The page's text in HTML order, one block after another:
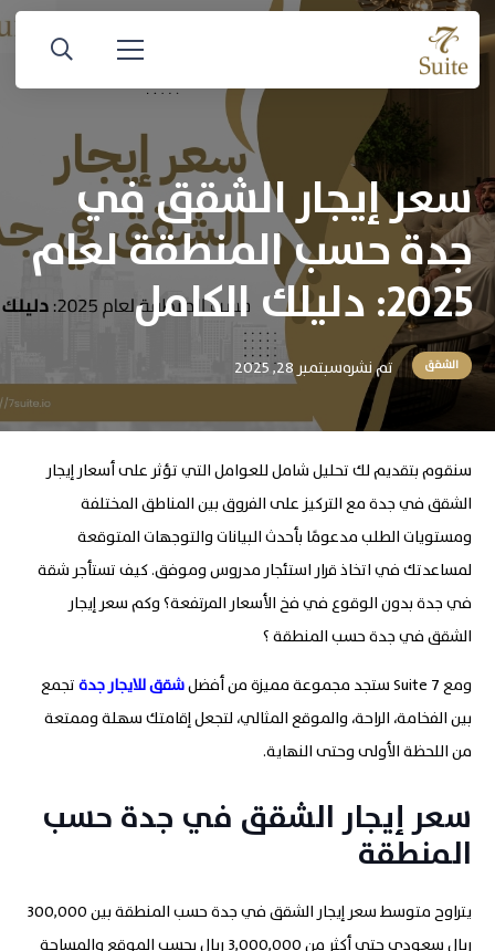
سعر إيجار الشقق في
جدة حسب المنطقة لعام
2025: دليلك الكامل
الشقق تم نشرهسبتمبر 28, 2025
سنقوم بتقديم لك تحليل شامل للعوامل التي تؤثر على أسعار إيجار
الشقق في جدة مع التركيز على الفروق بين المناطق المختلفة
ومستويات الطلب مدعومًا بأحدث البيانات والتوجهات المتوقعة
لمساعدتك في اتخاذ قرار استئجار مدروس وموفق. كيف تستأجر شقة
في جدة بدون الوقوع في فخ الأسعار المرتفعة؟ وكم سعر إيجار
الشقق في جدة حسب المنطقة ؟
ومع 7 Suite ستجد مجموعة مميزة من أفضل
شقق للايجار جدة​ تجمع
بين الفخامة، الراحة، والموقع المثالي، لتجعل إقامتك سهلة وممتعة
من اللحظة الأولى وحتى النهاية.
سعر إيجار الشقق في جدة حسب
المنطقة
يتراوح متوسط سعر إيجار الشقق في جدة حسب المنطقة بين 300,000
ريال سعودي حتى أكثر من 3,000,000 ريال بحسب الموقع والمساحة